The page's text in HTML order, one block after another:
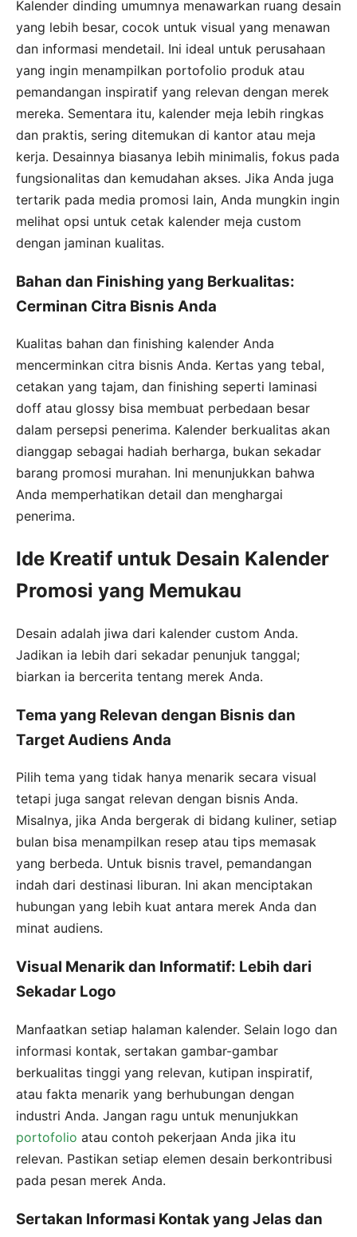
Kalender dinding umumnya menawarkan ruang desain
yang lebih besar, cocok untuk visual yang menawan
dan informasi mendetail. Ini ideal untuk perusahaan
yang ingin menampilkan portofolio produk atau
pemandangan inspiratif yang relevan dengan merek
mereka. Sementara itu, kalender meja lebih ringkas
dan praktis, sering ditemukan di kantor atau meja
kerja. Desainnya biasanya lebih minimalis, fokus pada
fungsionalitas dan kemudahan akses. Jika Anda juga
tertarik pada media promosi lain, Anda mungkin ingin
melihat opsi untuk cetak kalender meja custom
dengan jaminan kualitas.
Bahan dan Finishing yang Berkualitas:
Cerminan Citra Bisnis Anda
Kualitas bahan dan finishing kalender Anda
mencerminkan citra bisnis Anda. Kertas yang tebal,
cetakan yang tajam, dan finishing seperti laminasi
doff atau glossy bisa membuat perbedaan besar
dalam persepsi penerima. Kalender berkualitas akan
dianggap sebagai hadiah berharga, bukan sekadar
barang promosi murahan. Ini menunjukkan bahwa
Anda memperhatikan detail dan menghargai
penerima.
Ide Kreatif untuk Desain Kalender
Promosi yang Memukau
Desain adalah jiwa dari kalender custom Anda.
Jadikan ia lebih dari sekadar penunjuk tanggal;
biarkan ia bercerita tentang merek Anda.
Tema yang Relevan dengan Bisnis dan
Target Audiens Anda
Pilih tema yang tidak hanya menarik secara visual
tetapi juga sangat relevan dengan bisnis Anda.
Misalnya, jika Anda bergerak di bidang kuliner, setiap
bulan bisa menampilkan resep atau tips memasak
yang berbeda. Untuk bisnis travel, pemandangan
indah dari destinasi liburan. Ini akan menciptakan
hubungan yang lebih kuat antara merek Anda dan
minat audiens.
Visual Menarik dan Informatif: Lebih dari
Sekadar Logo
Manfaatkan setiap halaman kalender. Selain logo dan
informasi kontak, sertakan gambar-gambar
berkualitas tinggi yang relevan, kutipan inspiratif,
atau fakta menarik yang berhubungan dengan
industri Anda. Jangan ragu untuk menunjukkan
portofolio atau contoh pekerjaan Anda jika itu
relevan. Pastikan setiap elemen desain berkontribusi
pada pesan merek Anda.
Sertakan Informasi Kontak yang Jelas dan